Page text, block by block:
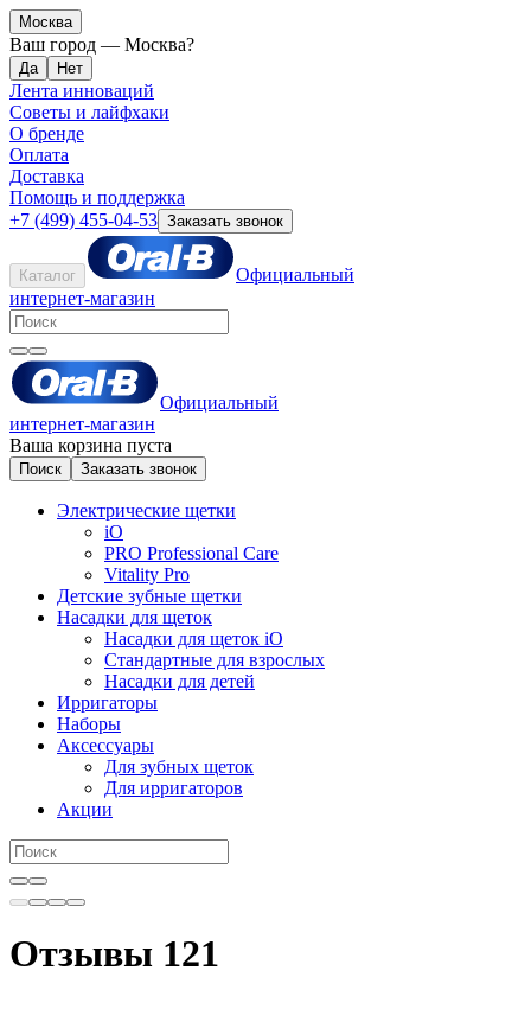
Москва
Ваш город — Москва?
Лента инноваций
Советы и лайфхаки
О бренде
Оплата
Доставка
Помощь и поддержка
+7 (499) 455-04-53 Заказать звонок
Каталог
Официальный
интернет-магазин
Официальный
интернет-магазин
Ваша корзина пуста
Поиск Заказать звонок
Электрические щетки
iO
PRO Professional Care
Vitality Pro
Детские зубные щетки
Насадки для щеток
Насадки для щеток iO
Стандартные для взрослых
Насадки для детей
Ирригаторы
Наборы
Аксессуары
Для зубных щеток
Для ирригаторов
Акции
Отзывы 121